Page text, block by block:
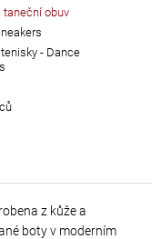
taneční obuv
- Dance
z kůže a
boty v moderním